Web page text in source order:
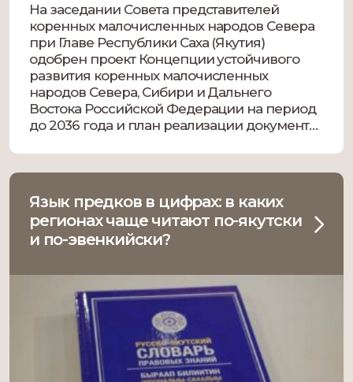
На заседании Совета представителей
коренных малочисленных народов Севера
при Главе Республики Саха (Якутия)
одобрен проект Концепции устойчивого
развития коренных малочисленных
народов Севера, Сибири и Дальнего
Востока Российской Федерации на период
до 2036 года и план реализации документа.
октября, под председательством вице-
премьера Правительства республики Ольги
проект Концепции […]
Язык предков в цифрах: в каких
регионах чаще читают по-якутски
и по-эвенкийски?